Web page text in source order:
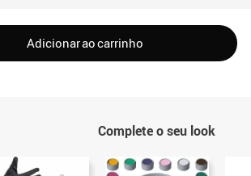
Adicionar ao carrinho
Complete o seu look